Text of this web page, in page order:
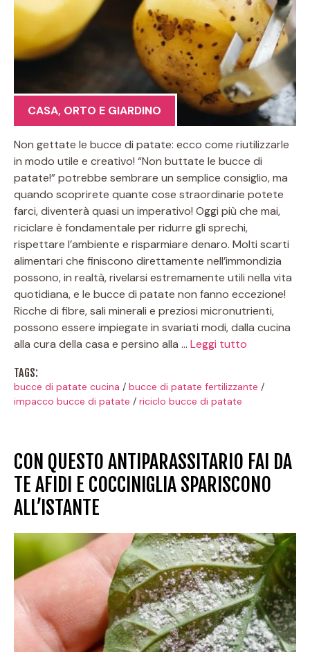
CASA, ORTO E GIARDINO
Non gettate le bucce di patate: ecco come riutilizzarle
in modo utile e creativo! “Non buttate le bucce di
patate!” potrebbe sembrare un semplice consiglio, ma
quando scoprirete quante cose straordinarie potete
farci, diventerà quasi un imperativo! Oggi più che mai,
riciclare è fondamentale per ridurre gli sprechi,
rispettare l’ambiente e risparmiare denaro. Molti scarti
alimentari che finiscono direttamente nell’immondizia
possono, in realtà, rivelarsi estremamente utili nella vita
quotidiana, e le bucce di patate non fanno eccezione!
Ricche di fibre, sali minerali e preziosi micronutrienti,
possono essere impiegate in svariati modi, dalla cucina
alla cura della casa e persino alla … Leggi tutto
TAGS:
bucce di patate cucina / bucce di patate fertilizzante /
impacco bucce di patate / riciclo bucce di patate
CON QUESTO ANTIPARASSITARIO FAI DA
TE AFIDI E COCCINIGLIA SPARISCONO
ALL’ISTANTE